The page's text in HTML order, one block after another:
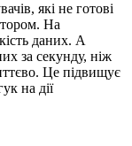
які не готові
На
даних. А
за секунду, ніж
Це підвищує
на дії